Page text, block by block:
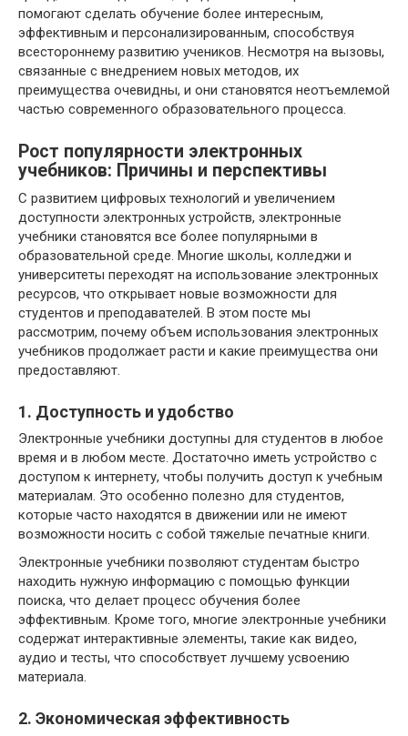
помогают сделать обучение более интересным,
эффективным и персонализированным, способствуя
всестороннему развитию учеников. Несмотря на вызовы,
связанные с внедрением новых методов, их
преимущества очевидны, и они становятся неотъемлемой
частью современного образовательного процесса.
Рост популярности электронных
учебников: Причины и перспективы
С развитием цифровых технологий и увеличением
доступности электронных устройств, электронные
учебники становятся все более популярными в
образовательной среде. Многие школы, колледжи и
университеты переходят на использование электронных
ресурсов, что открывает новые возможности для
студентов и преподавателей. В этом посте мы
рассмотрим, почему объем использования электронных
учебников продолжает расти и какие преимущества они
предоставляют.
1. Доступность и удобство
Электронные учебники доступны для студентов в любое
время и в любом месте. Достаточно иметь устройство с
доступом к интернету, чтобы получить доступ к учебным
материалам. Это особенно полезно для студентов,
которые часто находятся в движении или не имеют
возможности носить с собой тяжелые печатные книги.
Электронные учебники позволяют студентам быстро
находить нужную информацию с помощью функции
поиска, что делает процесс обучения более
эффективным. Кроме того, многие электронные учебники
содержат интерактивные элементы, такие как видео,
аудио и тесты, что способствует лучшему усвоению
материала.
2. Экономическая эффективность